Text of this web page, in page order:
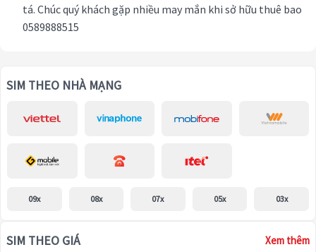
tá. Chúc quý khách gặp nhiều may mắn khi sở hữu thuê bao
0589888515
SIM THEO NHÀ MẠNG
09x 08x 07x 05x 03x
SIM THEO GIÁ Xem thêm